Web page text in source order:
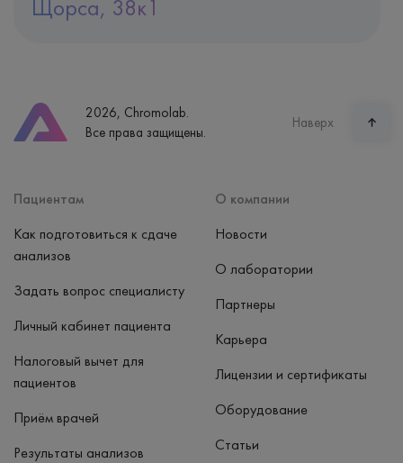
Щорса, 38к1
Часы работы
пн-вс: 7:30-15:00
2026, Chromolab.
Все права защищены.
Наверх
Пациентам
Как подготовиться к сдаче
анализов
Задать вопрос специалисту
Личный кабинет пациента
Налоговый вычет для
пациентов
Приём врачей
Результаты анализов
О компании
Новости
О лаборатории
Партнеры
Карьера
Лицензии и сертификаты
Оборудование
Статьи